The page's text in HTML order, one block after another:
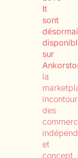
It
sont
sur
la
des
et
concept